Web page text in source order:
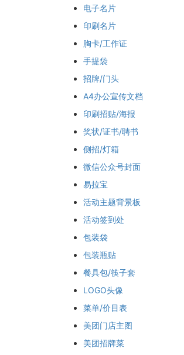
电子名片
印刷名片
胸卡/工作证
手提袋
招牌/门头
A4办公宣传文档
印刷招贴/海报
奖状/证书/聘书
侧招/灯箱
微信公众号封面
易拉宝
活动主题背景板
活动签到处
包装袋
包装瓶贴
餐具包/筷子套
LOGO头像
菜单/价目表
美团门店主图
美团招牌菜